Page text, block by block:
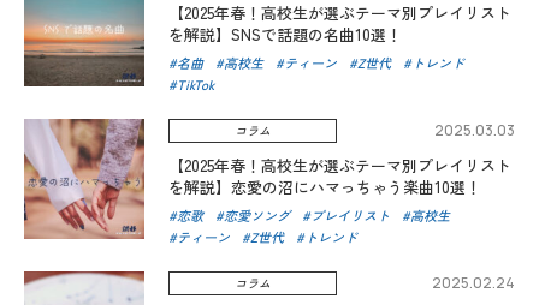
【2025年春！高校生が選ぶテーマ別プレイリスト
を解説】SNSで話題の名曲10選！
名曲 高校生 ティーン Z世代
トレンド
TikTok
コラム 2025.03.03
【2025年春！高校生が選ぶテーマ別プレイリスト
を解説】恋愛の沼にハマっちゃう楽曲10選！
恋歌 恋愛ソング プレイリスト
高校生
ティーン
Z世代 トレンド
コラム 2025.02.24